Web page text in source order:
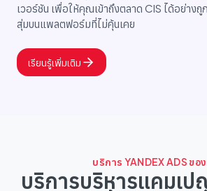
เวอร์ชัน เพื่อให้คุณเข้าถึงตลาด CIS ได้อย่างถู
สุ่มบนแพลตฟอร์มที่ไม่คุ้นเคย
เรียนรู้เพิ่มเติม
บริการ YANDEX ADS ของ
บริการบริหารแคมเ